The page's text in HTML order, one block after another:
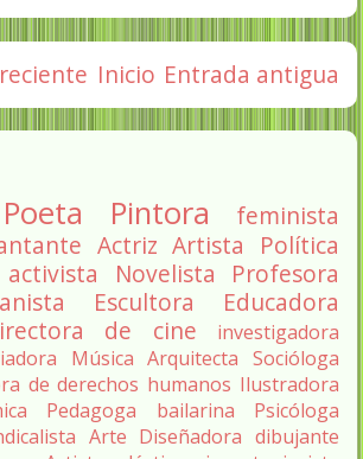
Entrada antigua
Inicio
Poeta Pintora
feminista
Actriz Artista
Política
activista Novelista
Profesora
Escultora
Educadora
de cine
investigadora
Música Arquitecta Socióloga
de derechos humanos Ilustradora
Pedagoga bailarina
Psicóloga
Arte Diseñadora dibujante